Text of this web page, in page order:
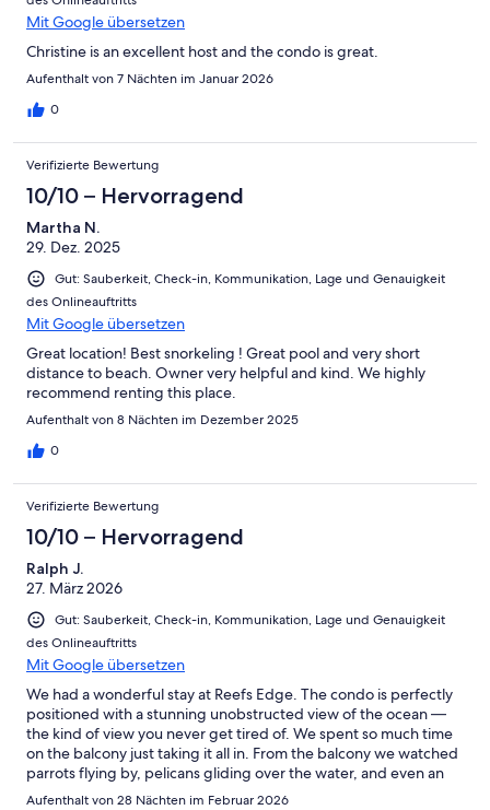
Mit Google übersetzen
Christine is an excellent host and the condo is great.
Aufenthalt von 7 Nächten im Januar 2026
0
Verifizierte Bewertung
10/10 – Hervorragend
Martha N.
29. Dez. 2025
Gut: Sauberkeit, Check-in, Kommunikation, Lage und Genauigkeit
des Onlineauftritts
Mit Google übersetzen
Great location! Best snorkeling ! Great pool and very short
distance to beach. Owner very helpful and kind. We highly
recommend renting this place.
Aufenthalt von 8 Nächten im Dezember 2025
0
Verifizierte Bewertung
10/10 – Hervorragend
Ralph J.
27. März 2026
Gut: Sauberkeit, Check-in, Kommunikation, Lage und Genauigkeit
des Onlineauftritts
Mit Google übersetzen
We had a wonderful stay at Reefs Edge. The condo is perfectly
positioned with a stunning unobstructed view of the ocean —
the kind of view you never get tired of. We spent so much time
on the balcony just taking it all in. From the balcony we watched
parrots flying by, pelicans gliding over the water, and even an
osprey making regular appearances. It felt like our own private
Aufenthalt von 28 Nächten im Februar 2026